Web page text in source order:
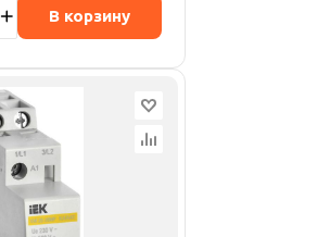
В корзину